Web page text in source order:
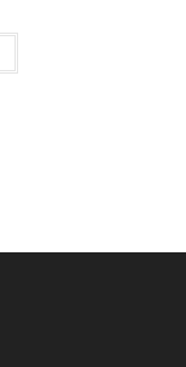
Este
tiene
de